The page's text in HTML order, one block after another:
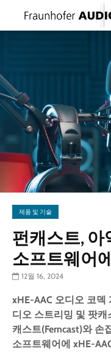
제품 및 기술
펀캐스트, 아
소프트웨어
12월 16, 2024
xHE-AAC 오디오 코덱
디오 스트리밍 및 팟캐
캐스트(Ferncast)와 손
소프트웨어에 xHE-